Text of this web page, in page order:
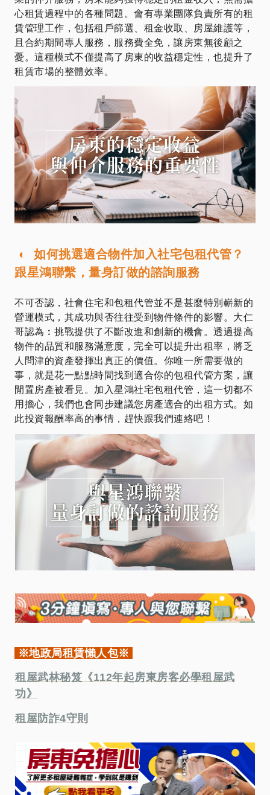
心租賃過程中的各種問題。會有專業團隊負責所有的租
賃管理工作，包括租戶篩選、租金收取、房屋維護等，
且合約期間專人服務，服務費全免，讓房東無後顧之
憂。這種模式不僅提高了房東的收益穩定性，也提升了
租賃市場的整體效率。
◐ 如何挑選適合物件加入社宅包租代管？
跟星鴻聯繫，量身訂做的諮詢服務
不可否認，社會住宅和包租代管並不是甚麼特別嶄新的
營運模式，其成功與否往往受到物件條件的影響。大仁
哥認為︰挑戰提供了不斷改進和創新的機會。透過提高
物件的品質和服務滿意度，完全可以提升出租率，將乏
人問津的資產發揮出真正的價值。你唯一所需要做的
事，就是花一點點時間找到適合你的包租代管方案，讓
閒置房產被看見。加入星鴻社宅包租代管，這一切都不
用擔心，我們也會同步建議您房產適合的出租方式。如
此投資報酬率高的事情，趕快跟我們連絡吧！
※地政局租賃懶人包※
租屋武林秘笈《112年起房東房客必學租屋武
功》
租屋防詐4守則